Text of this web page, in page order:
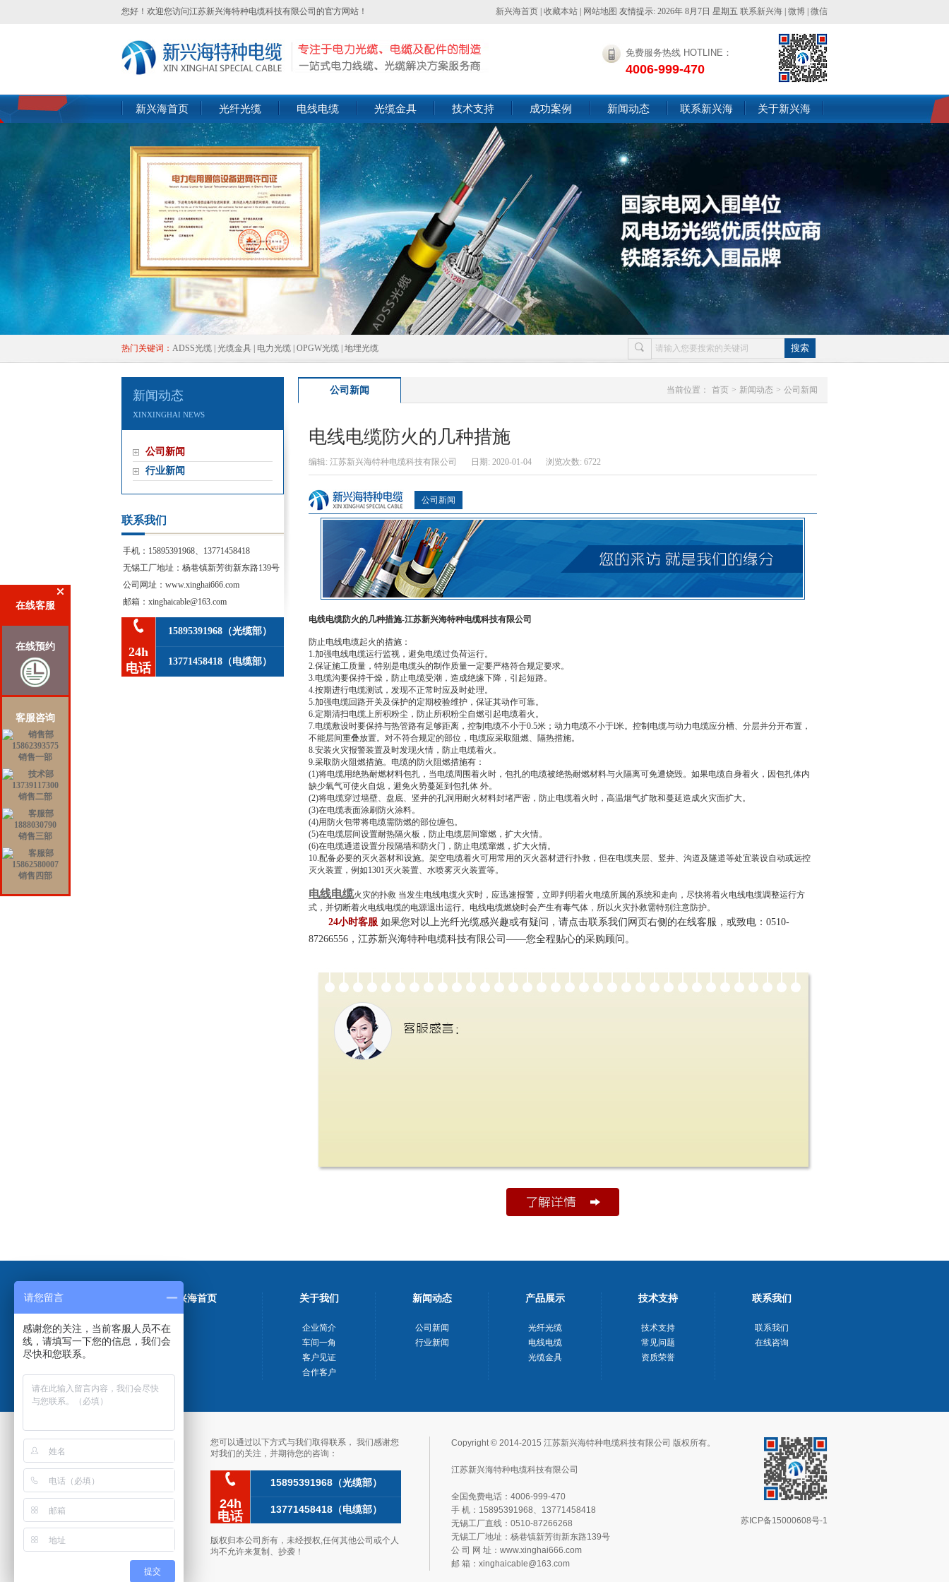
在线客服
在线预约
客服咨询
销售一部
销售二部
销售三部
销售四部
您好！欢迎您访问江苏新兴海特种电缆科技有限公司的官方网站！ 新兴海首页 收藏本站 网站地图 友情提示:2026年8月7日星期五 联系新兴海 微博 微信
免费服务热线HOTLINE：
4006-999-470
新兴海首页 光纤光缆 电线电缆 光缆金具 技术支持 成功案例 新闻动态 联系新兴海 关于新兴海
热门关键词： ADSS光缆 光缆金具 电力光缆 OPGW光缆 地埋光缆
新闻动态
XINXINGHAINEWS
公司新闻
行业新闻
联系我们
手机：15895391968、13771458418
无锡工厂地址：杨巷镇新芳街新东路139号
公司网址：www.xinghai666.com
邮箱：xinghaicable@163.com
24h
电话
15895391968（光缆部）
13771458418（电缆部）
公司新闻 当前位置： 首页 > 新闻动态 > 公司新闻
电线电缆防火的几种措施
编辑:江苏新兴海特种电缆科技有限公司 日期:2020-01-04 浏览次数:6722
公司新闻
电线电缆防火的几种措施-江苏新兴海特种电缆科技有限公司
防止电线电缆起火的措施：
1.加强电线电缆运行监视，避免电缆过负荷运行。
2.保证施工质量，特别是电缆头的制作质量一定要严格符合规定要求。
3.电缆沟要保持干燥，防止电缆受潮，造成绝缘下降，引起短路。
4.按期进行电缆测试，发现不正常时应及时处理。
5.加强电缆回路开关及保护的定期校验维护，保证其动作可靠。
6.定期清扫电缆上所积粉尘，防止所积粉尘自燃引起电缆着火。
7.电缆敷设时要保持与热管路有足够距离，控制电缆不小于0.5米；动力电缆不小于l米。控制电缆与动力电缆应分槽、分层并分开布置，
不能层间重叠放置。对不符合规定的部位，电缆应采取阻燃、隔热措施。
8.安装火灾报警装置及时发现火情，防止电缆着火。
9.采取防火阻燃措施。电缆的防火阻燃措施有：
(1)将电缆用绝热耐燃材料包扎，当电缆周围着火时，包扎的电缆被绝热耐燃材料与火隔离可免遭烧毁。如果电缆自身着火，因包扎体内
缺少氧气可使火自熄，避免火势蔓延到包扎体外。
(2)将电缆穿过墙壁、盘底、竖井的孔洞用耐火材料封堵严密，防止电缆着火时，高温烟气扩散和蔓延造成火灾面扩大。
(3)在电缆表面涂刷防火涂料。
(4)用防火包带将电缆需防燃的部位缠包。
(5)在电缆层间设置耐热隔火板，防止电缆层间窜燃，扩大火情。
(6)在电缆通道设置分段隔墙和防火门，防止电缆窜燃，扩大火情。
10.配备必要的灭火器材和设施。架空电缆着火可用常用的灭火器材进行扑救，但在电缆夹层、竖井、沟道及隧道等处宜装设自动或远控
灭火装置，例如1301灭火装置、水喷雾灭火装置等。
电线电缆火灾的扑救当发生电线电缆火灾时，应迅速报警，立即判明着火电缆所属的系统和走向，尽快将着火电线电缆调整运行方
式，并切断着火电线电缆的电源退出运行。电线电缆燃烧时会产生有毒气体，所以火灾扑救需特别注意防护。
24小时客服 如果您对以上光纤光缆感兴趣或有疑问，请点击联系我们网页右侧的在线客服，或致电：0510-
87266556，江苏新兴海特种电缆科技有限公司——您全程贴心的采购顾问。
新兴海首页 关于我们 新闻动态 产品展示 技术支持 联系我们
企业简介
车间一角
客户见证
合作客户
公司新闻
行业新闻
光纤光缆
电线电缆
光缆金具
技术支持
常见问题
资质荣誉
联系我们
在线咨询
您可以通过以下方式与我们取得联系，我们感谢您
对我们的关注，并期待您的咨询：
24h
电话
15895391968（光缆部）
13771458418（电缆部）
版权归本公司所有，未经授权,任何其他公司或个人
均不允许来复制、抄袭！
Copyright©2014-2015江苏新兴海特种电缆科技有限公司版权所有。
江苏新兴海特种电缆科技有限公司
全国免费电话：4006-999-470
手机：15895391968、13771458418
无锡工厂直线：0510-87266268
无锡工厂地址：杨巷镇新芳街新东路139号
公司网址：www.xinghai666.com
邮箱：xinghaicable@163.com
苏ICP备15000608号-1
请您留言
感谢您的关注，当前客服人员不在
线，请填写一下您的信息，我们会
尽快和您联系。
提交